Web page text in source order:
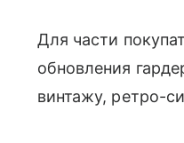
Для части
обновления
винтажу, ретро-